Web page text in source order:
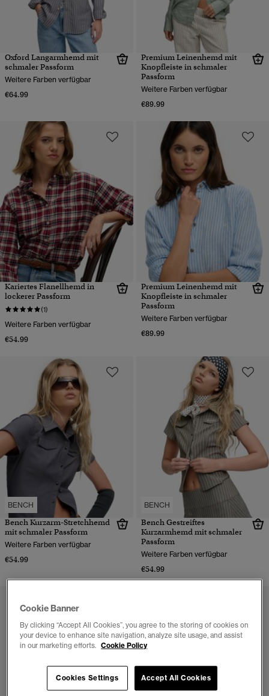
Oxford Langarmhemd mit
schmaler Passform
Weitere Farben verfügbar
€64.99
Premium Leinenhemd mit
Knopfleiste in schmaler
Passform
Weitere Farben verfügbar
€89.99
Kariertes Flanellhemd in
lockerer Passform
(1)
Weitere Farben verfügbar
€54.99
Premium Leinenhemd mit
Knopfleiste in schmaler
Passform
Weitere Farben verfügbar
€89.99
BENCH
Bench Kurzarm-Stretchhemd
mit schmaler Passform
Weitere Farben verfügbar
€54.99
BENCH
Bench Gestreiftes
Kurzarmhemd mit schmaler
Passform
Weitere Farben verfügbar
€54.99
Cookie Banner
By clicking “Accept All Cookies”, you agree to the storing of cookies on
your device to enhance site navigation, analyze site usage, and assist
in our marketing efforts. Cookie Policy
Accept All Cookies
Cookies Settings